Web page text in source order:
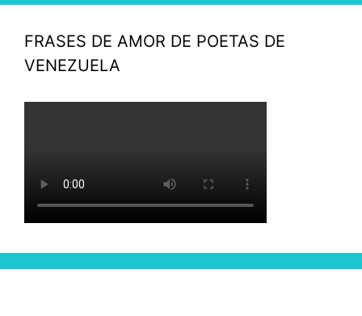
FRASES DE AMOR DE POETAS DE
VENEZUELA